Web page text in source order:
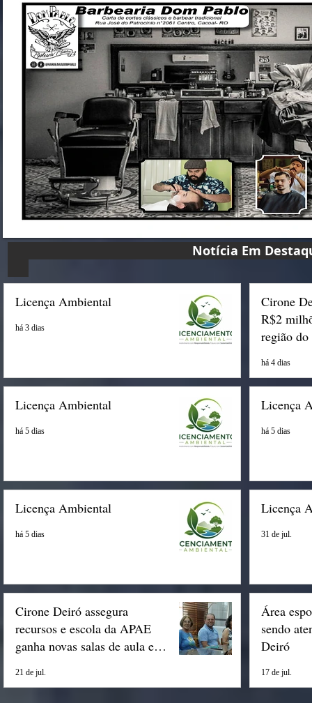
Notícia Em
Licença Ambiental
há 3 dias
Cirone
R$2
região do
há 4 dias
Licença Ambiental
há 5 dias
Licença
há 5 dias
Licença Ambiental
há 5 dias
Licença
31 de jul.
Cirone Deiró assegura
recursos e escola da APAE
ganha novas salas de aula em
21 de jul.
Área
sendo
Deiró
17 de jul.